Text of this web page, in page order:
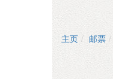
主页 邮票